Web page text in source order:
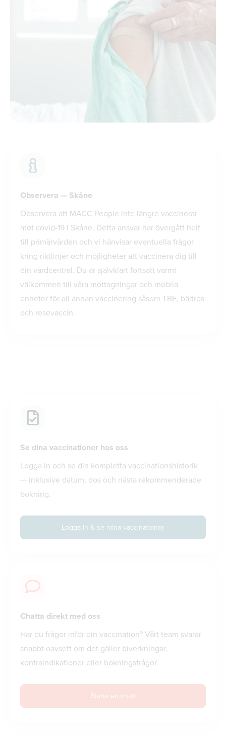
Observera — Skåne
Observera att MACC People inte längre vaccinerar
mot covid-19 i Skåne. Detta ansvar har övergått helt
till primärvården och vi hänvisar eventuella frågor
kring riktlinjer och möjligheter att vaccinera dig till
din vårdcentral. Du är självklart fortsatt varmt
välkommen till våra mottagningar och mobila
enheter för all annan vaccinering såsom TBE, bältros
och resevaccin.
Se dina vaccinationer hos oss
Logga in och se din kompletta vaccinationshistorik
— inklusive datum, dos och nästa rekommenderade
bokning.
Logga in & se mina vaccinationer
Chatta direkt med oss
Har du frågor inför din vaccination? Vårt team svarar
snabbt oavsett om det gäller biverkningar,
kontraindikationer eller bokningsfrågor.
Starta en chatt